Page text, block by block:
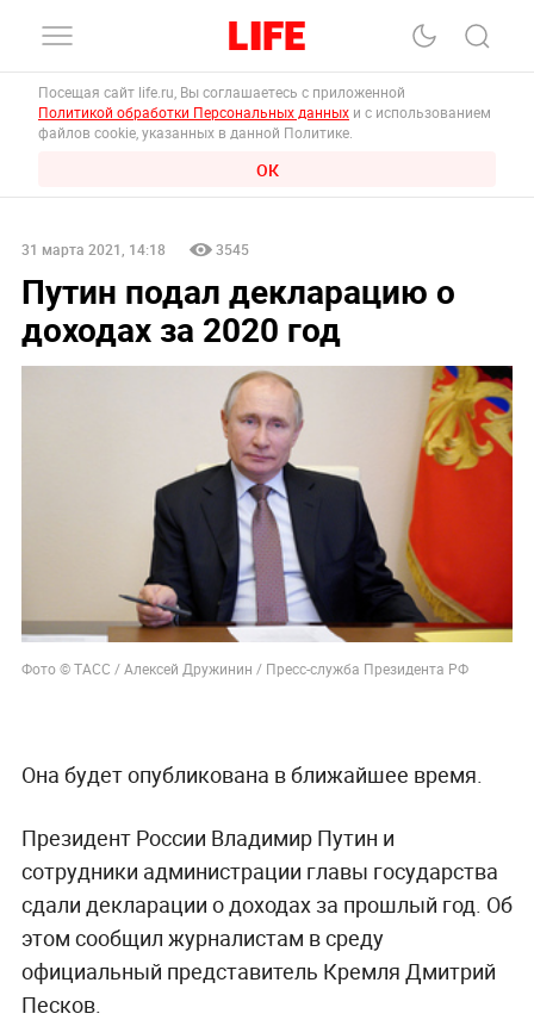
Посещая сайт life.ru, Вы соглашаетесь с приложенной
Политикой обработки Персональных данных и с использованием
файлов cookie, указанных в данной Политике.
ОК
31 марта 2021, 14:18 3545
Путин подал декларацию о
доходах за 2020 год
Фото © ТАСС / Алексей Дружинин / Пресс-служба Президента РФ
Она будет опубликована в ближайшее время.
Президент России Владимир Путин и
сотрудники администрации главы государства
сдали декларации о доходах за прошлый год. Об
этом сообщил журналистам в среду
официальный представитель Кремля Дмитрий
Песков.